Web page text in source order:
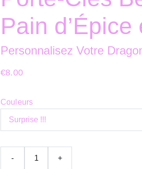
Pain
Personnalisez Votre
€8.00
Couleurs
- +